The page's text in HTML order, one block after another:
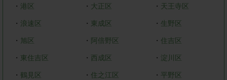
・ 港区 ・ 大正区 ・ 天王寺区
・ 浪速区 ・ 東成区 ・ 生野区
・ 旭区 ・ 阿倍野区 ・ 住吉区
・ 東住吉区 ・ 西成区 ・ 淀川区
・ 鶴見区 ・ 住之江区 ・平野区